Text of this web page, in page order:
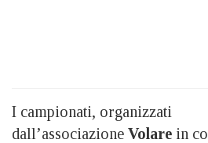
I campionati, organizzati
dall’associazione Volare in